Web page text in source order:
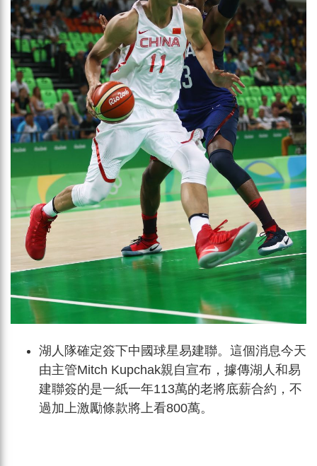
湖人隊確定簽下中國球星易建聯。這個消息今天
由主管Mitch Kupchak親自宣布，據傳湖人和易
建聯簽的是一紙一年113萬的老將底薪合約，不
過加上激勵條款將上看800萬。